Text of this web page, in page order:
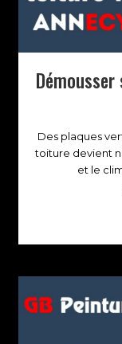
Des plaques
toiture devient
et le